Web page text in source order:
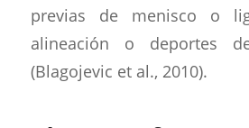
previas de menisco o
alineación o deportes
(Blagojevic et al., 2010).